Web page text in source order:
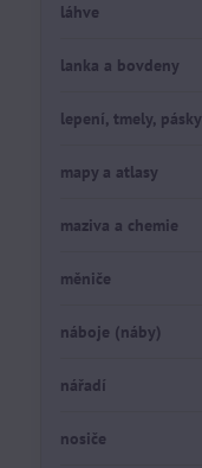
láhve
lanka a bovdeny
lepení, tmely, pásky
mapy a atlasy
maziva a chemie
měniče
náboje (náby)
nářadí
nosiče